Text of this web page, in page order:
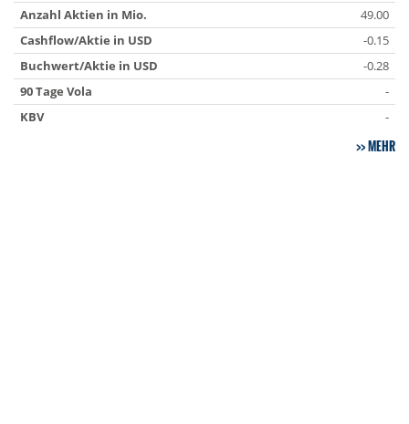
Anzahl Aktien in Mio.
49.00
Cashflow/Aktie in USD
-0.15
Buchwert/Aktie in USD
-0.28
90 Tage Vola
-
KBV
-
MEHR